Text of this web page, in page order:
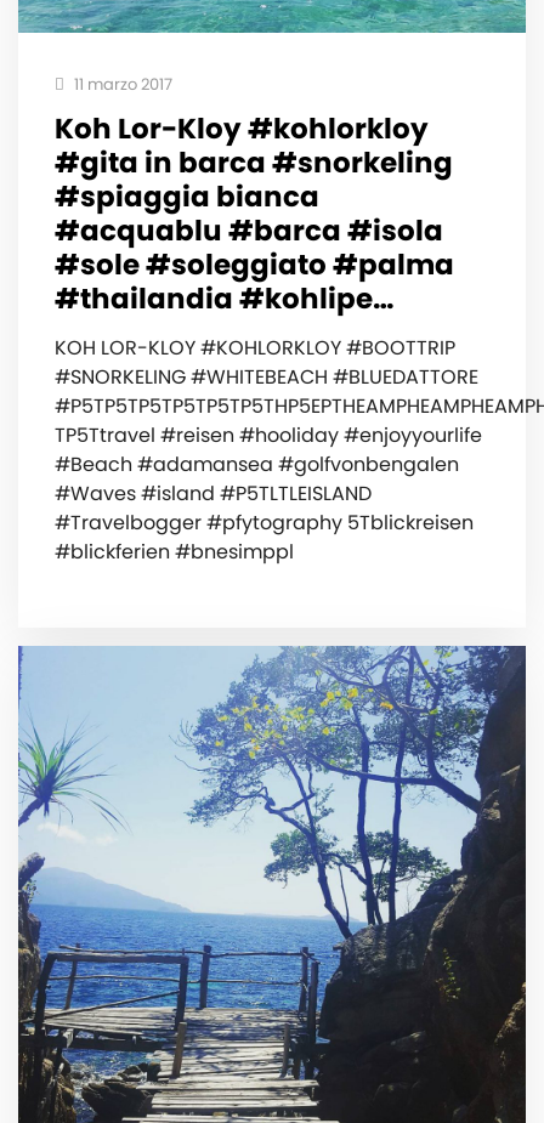
11 marzo 2017
Koh Lor-Kloy #kohlorkloy
#gita in barca #snorkeling
#spiaggia bianca
#acquablu #barca #isola
#sole #soleggiato #palma
#thailandia #kohlipe…
KOH LOR-KLOY #KOHLORKLOY #BOOTTRIP
#SNORKELING #WHITEBEACH #BLUEDATTORE
TP5Ttravel #reisen #hooliday #enjoyyourlife
#Beach #adamansea #golfvonbengalen
#Waves #island #P5TLTLEISLAND
#Travelbogger #pfytography 5Tblickreisen
#blickferien #bnesimppl